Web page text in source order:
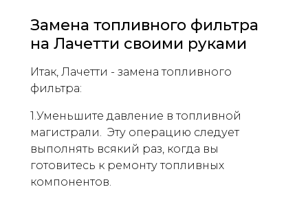
Замена топливного фильтра
на Лачетти своими руками
Итак, Лачетти - замена топливного
фильтра:
1.Уменьшите давление в топливной
магистрали. Эту операцию следует
выполнять всякий раз, когда вы
готовитесь к ремонту топливных
компонентов.